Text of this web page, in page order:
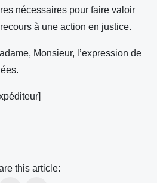
nécessaires pour faire valoir
à une action en justice.
Monsieur, l’expression de
this article: